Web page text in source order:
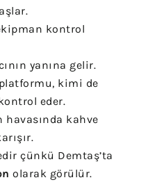
kontrol
yanına gelir.
kimi de
eder.
havasında kahve
çünkü Demtaş’ta
olarak görülür.